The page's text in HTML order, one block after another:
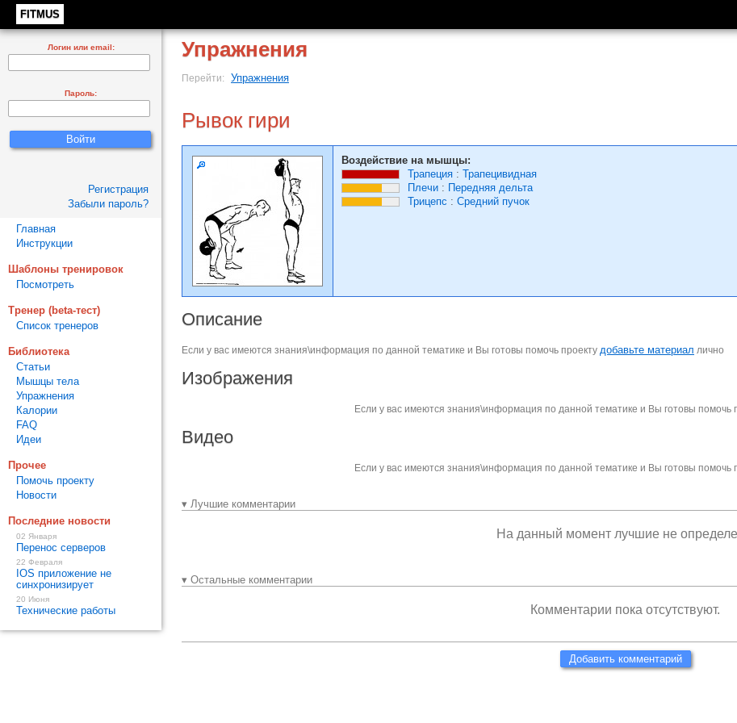
FITMUS
Упражнения
Перейти: Упражнения
Рывок гири
Воздействие на мышцы:
Трапеция : Трапецивидная
Плечи : Передняя дельта
Трицепс : Средний пучок
Описание
Если у вас имеются знания\информация по данной тематике и Вы готовы помочь проекту добавьте материал лично
Изображения
Если у вас имеются знания\информация по данной тематике и Вы готовы помочь
Видео
Если у вас имеются знания\информация по данной тематике и Вы готовы помочь
▾ Лучшие комментарии
На данный момент лучшие не
▾ Остальные комментарии
Комментарии пока отсутствуют.
Добавить комментарий
Логин или email:
Пароль:
Регистрация
Забыли пароль?
Главная
Инструкции
Шаблоны тренировок
Посмотреть
Тренер (beta-тест)
Список тренеров
Библиотека
Статьи
Мышцы тела
Упражнения
Калории
FAQ
Идеи
Прочее
Помочь проекту
Новости
Последние новости
02 Января
Перенос серверов
22 Февраля
IOS приложение не
синхронизирует
20 Июня
Технические работы